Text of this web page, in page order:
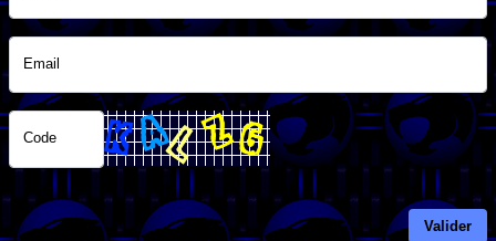
Email
Code
Valider